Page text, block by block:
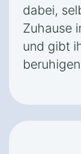
dabei,
Zuhause
und gibt